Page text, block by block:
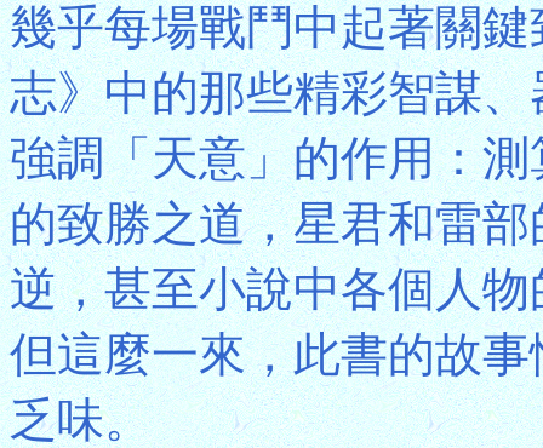
幾乎每場戰鬥中起著關
志》中的那些精彩智謀
強調「天意」的作用：
的致勝之道，星君和雷
逆，甚至小說中各個人
但這麼一來，此書的故
乏味。